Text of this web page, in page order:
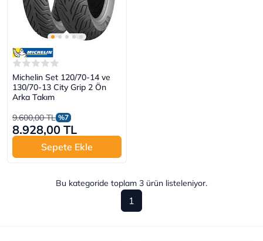
Michelin Set 120/70-14 ve
130/70-13 City Grip 2 Ön
Arka Takım
9.600,00 TL %7
8.928,00 TL
Sepete Ekle
Bu kategoride toplam 3 ürün listeleniyor.
1